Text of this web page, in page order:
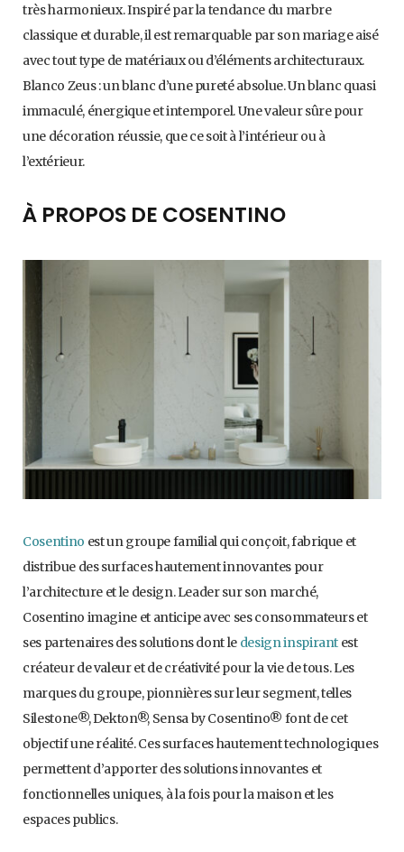
très harmonieux. Inspiré par la tendance du marbre
classique et durable, il est remarquable par son mariage aisé
avec tout type de matériaux ou d’éléments architecturaux.
Blanco Zeus : un blanc d’une pureté absolue. Un blanc quasi
immaculé, énergique et intemporel. Une valeur sûre pour
une décoration réussie, que ce soit à l’intérieur ou à
l’extérieur.
À PROPOS DE COSENTINO
Cosentino est un groupe familial qui conçoit, fabrique et
distribue des surfaces hautement innovantes pour
l’architecture et le design. Leader sur son marché,
Cosentino imagine et anticipe avec ses consommateurs et
ses partenaires des solutions dont le design inspirant est
créateur de valeur et de créativité pour la vie de tous. Les
marques du groupe, pionnières sur leur segment, telles
Silestone®, Dekton®, Sensa by Cosentino® font de cet
objectif une réalité. Ces surfaces hautement technologiques
permettent d’apporter des solutions innovantes et
fonctionnelles uniques, à la fois pour la maison et les
espaces publics.